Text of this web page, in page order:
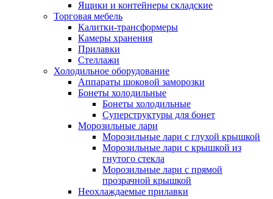
Ящики и контейнеры складские
Торговая мебель
Калитки-трансформеры
Камеры хранения
Прилавки
Стеллажи
Холодильное оборудование
Аппараты шоковой заморозки
Бонеты холодильные
Бонеты холодильные
Суперструктуры для бонет
Морозильные лари
Морозильные лари с глухой крышкой
Морозильные лари с крышкой из
гнутого стекла
Морозильные лари с прямой
прозрачной крышкой
Неохлаждаемые прилавки